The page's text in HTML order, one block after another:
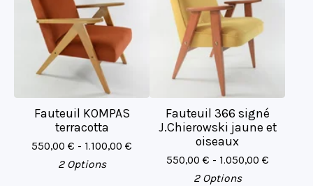
Fauteuil KOMPAS
terracotta
550,00 € - 1.100,00 €
2 Options
Fauteuil 366 signé
J.Chierowski jaune et
oiseaux
550,00 € - 1.050,00 €
2 Options